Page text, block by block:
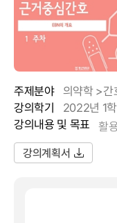
주제분야 의약학 >
강의학기
2022년 1
강의내용 및 목표 활
강의계획서